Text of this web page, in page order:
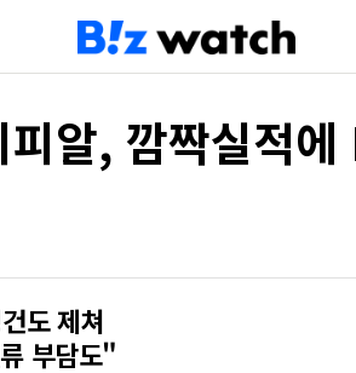
알, 깜짝실적
도 제쳐
부담도"